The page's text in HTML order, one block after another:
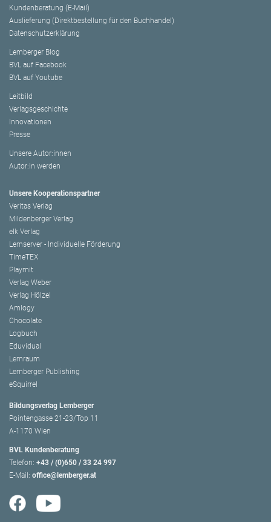
Kundenberatung (E-Mail)
Auslieferung (Direktbestellung für den Buchhandel)
Datenschutzerklärung
Lemberger Blog
BVL auf Facebook
BVL auf Youtube
Leitbild
Verlagsgeschichte
Innovationen
Presse
Unsere Autor:innen
Autor:in werden
Unsere Kooperationspartner
Veritas Verlag
Mildenberger Verlag
elk Verlag
Lernserver - Individuelle Förderung
TimeTEX
Playmit
Verlag Weber
Verlag Hölzel
Amlogy
Chocolate
Logbuch
Eduvidual
Lernraum
Lemberger Publishing
eSquirrel
Bildungsverlag Lemberger
Pointengasse 21-23/Top 11
A-1170 Wien
BVL Kundenberatung
Telefon: +43 / (0)650 / 33 24 997
E-Mail: office@lemberger.at